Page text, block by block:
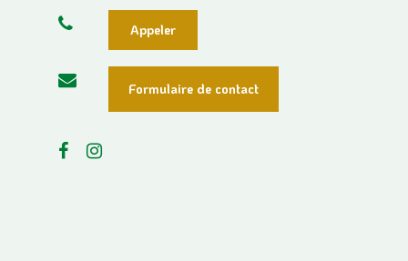
Appeler
Formulaire de contact